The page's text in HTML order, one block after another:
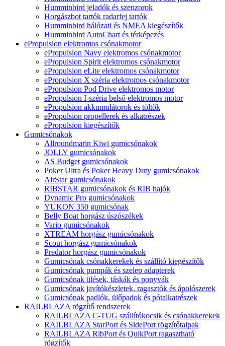
Humminbird jeladók és szenzorok
Horgászbot tartók radarfej tartók
Humminbird hálózati és NMEA kiegészítők
Humminbird AutoChart és térképezés
ePropulsion elektromos csónakmotor
ePropulsion Navy elektromos csónakmotor
ePropulsion Spirit elektromos csónakmotor
ePropulsion eLite elektromos csónakmotor
ePropulsion X széria elektromos csónakmotor
ePropulsion Pod Drive elektromos motor
ePropulsion I-széria belső elektromos motor
ePropulsion akkumulátorok és töltők
ePropulsion propellerek és alkatrészek
ePropulsion kiegészítők
Gumicsónakok
Allroundmarin Kiwi gumicsónakok
JOLLY gumicsónakok
AS Budget gumicsónakok
Poker Ultra és Poker Heavy Duty gumicsónakok
AirStar gumicsónakok
RIBSTAR gumicsónakok és RIB hajók
Dynamic Pro gumicsónakok
YUKON 350 gumicsónak
Belly Boat horgász úszószékek
Vario gumicsónakok
XTREAM horgász gumicsónakok
Scout horgász gumicsónakok
Predator horgász gumicsónakok
Gumicsónak csónakkerekek és szállító kiegészítők
Gumicsónak pumpák és szelep adapterek
Gumicsónak ülések, táskák és ponyvák
Gumicsónak javítókészletek, ragasztók és ápolószerek
Gumicsónak padlók, ülőpadok és pótalkatrészek
RAILBLAZA rögzítő rendszerek
RAILBLAZA C-TUG szállítókocsik és csónakkerekek
RAILBLAZA StarPort és SidePort rögzítőtalpak
RAILBLAZA RibPort és QuikPort ragasztható
rögzítők